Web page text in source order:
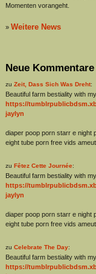
Momenten vorangeht.
» Weitere News
Neue
zu Zeit, Dass Sich Was Dreht:
Beautiful farm bestiality with
https://
jaylyn
diaper poop porn starr e night
eight tube porn free vids
zu Fêtez Cette Journée:
Beautiful farm bestiality with
https://
jaylyn
diaper poop porn starr e night
eight tube porn free vids
zu Celebrate The Day:
Beautiful farm bestiality with
https://